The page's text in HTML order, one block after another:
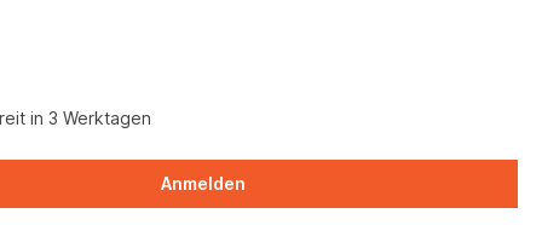
in 3 Werktagen
Anmelden